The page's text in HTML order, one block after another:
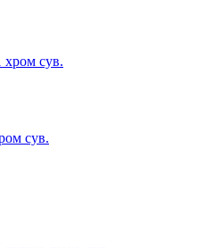
сув.